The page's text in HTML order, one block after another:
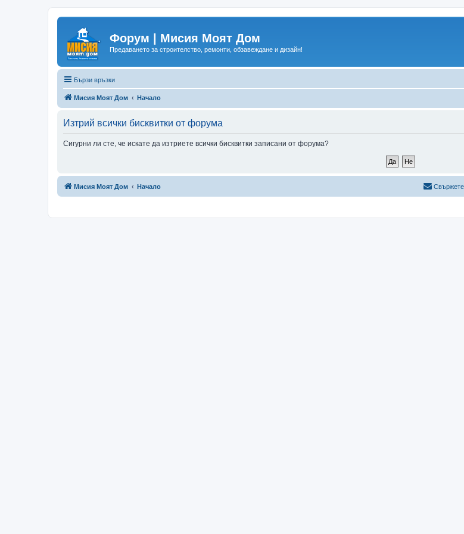
Форум | Мисия Моят Дом
Предаването за строителство, ремонти, обзавеждане и дизайн!
Бързи връзки
Мисия Моят Дом Начало
Изтрий всички бисквитки от форума
Сигурни ли сте, че искате да изтриете всички бисквитки записани от форума?
Мисия Моят Дом Начало